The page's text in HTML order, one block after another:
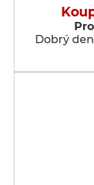
Dobrý